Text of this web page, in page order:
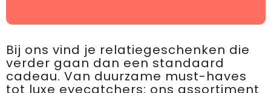
Bij ons vind je relatiegeschenken die
verder gaan dan een standaard
cadeau. Van duurzame must-haves
tot luxe eyecatchers: ons assortiment